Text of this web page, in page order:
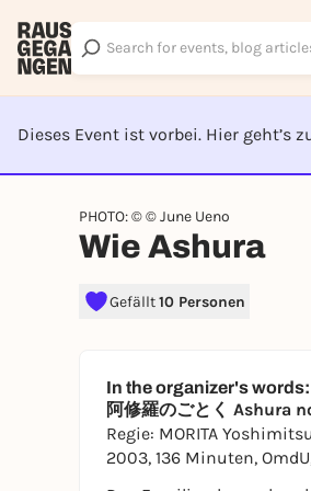
Dieses Event ist vorbei. Hier geht’s
PHOTO: © © June Ueno
Wie Ashura
Gefällt10 Personen
In the organizer's words:
阿修羅のごとく Ashura
Regie: MORITA Yoshimitsu
2003, 136 Minuten,